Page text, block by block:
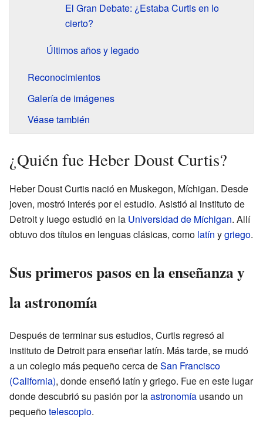
El Gran Debate: ¿Estaba Curtis en lo
cierto?
Últimos años y legado
Reconocimientos
Galería de imágenes
Véase también
¿Quién fue Heber Doust Curtis?
Heber Doust Curtis nació en Muskegon, Míchigan. Desde
joven, mostró interés por el estudio. Asistió al instituto de
Detroit y luego estudió en la Universidad de Míchigan. Allí
obtuvo dos títulos en lenguas clásicas, como latín ygriego.
Sus primeros pasos en la enseñanza y
la astronomía
Después de terminar sus estudios, Curtis regresó al
instituto de Detroit para enseñar latín. Más tarde, se mudó
a un colegio más pequeño cerca deSan Francisco
(California), donde enseñó latín y griego. Fue en este lugar
donde descubrió su pasión por laastronomía usando un
pequeñotelescopio.